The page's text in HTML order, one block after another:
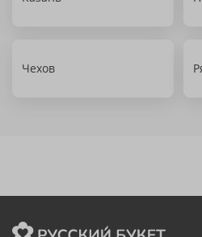
Чехов